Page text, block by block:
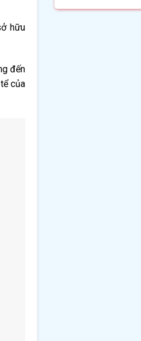
hữu
đến
của